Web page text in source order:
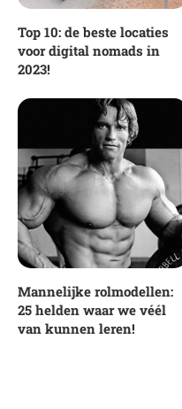
Top 10: de beste locaties
voor digital nomads in
2023!
Mannelijke rolmodellen:
25 helden waar we véél
van kunnen leren!